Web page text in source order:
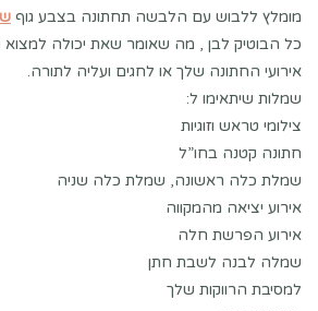
מומלץ ללבוש עם הלבשה תחתונה בצבע גוף
כל הבוטיק לבן , מה שאומר שאת יכולה
אירועי החתונה שלך או לחגים ועליה לתורה.
שמלות שיתאימו ל:
צילומי טראש וזוגיות
חתונה קטנה בחו”ל
שמלת כלה ראשונה, שמלת כלה שניה
אירוע יציאה מהמקווה
אירוע הפרשת חלה
שמלה לבנה לשבת חתן
למסיבת הרווקות שלך